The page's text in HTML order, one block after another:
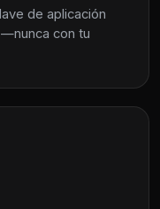
de aplicación
con tu